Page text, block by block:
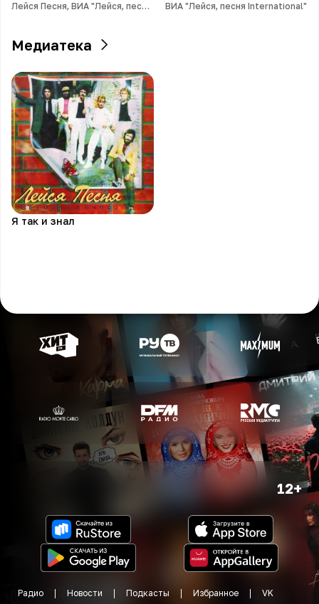
Лейся Песня, ВИА "Лейся, песня International" ВИА "Лейся, песня International"
Медиатека
Я так и знал
12+
Радио Новости Подкасты Избранное VK